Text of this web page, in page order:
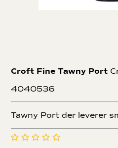
Croft Fine Tawny Port
4040536
Tawny Port der leverer